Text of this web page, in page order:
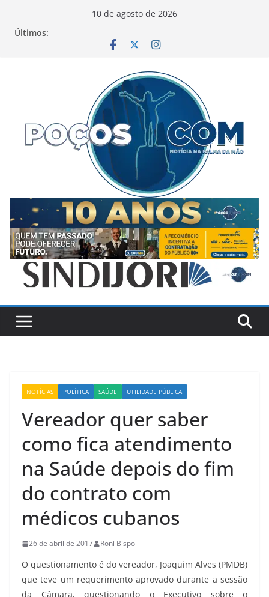
10 de agosto de 2026
Últimos:
NOTÍCIAS POLÍTICA SAÚDE UTILIDADE PÚBLICA
Vereador quer saber
como fica atendimento
na Saúde depois do fim
do contrato com
médicos cubanos
26 de abril de 2017 Roni Bispo
O questionamento é do vereador, Joaquim Alves (PMDB)
que teve um requerimento aprovado durante a sessão
da Câmara, questionando o Executivo sobre o